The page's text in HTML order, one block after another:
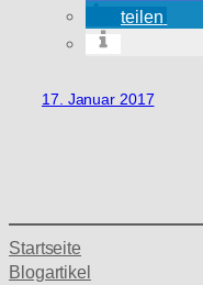
teilen
17. Januar 2017
Startseite
Blogartikel